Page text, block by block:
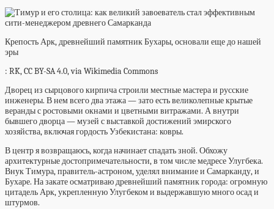
Крепость Арк, древнейший памятник Бухары, основали еще до нашей
эры
: RK, CC BY-SA 4.0, via Wikimedia Commons
Дворец из сырцового кирпича строили местные мастера и русские
инженеры. В нем всего два этажа — зато есть великолепные крытые
веранды с ростовыми окнами и цветными витражами. А внутри
бывшего дворца — музей с выставкой достижений эмирского
хозяйства, включая гордость Узбекистана: ковры.
В центр я возвращаюсь, когда начинает спадать зной. Обхожу
архитектурные достопримечательности, в том числе медресе Улугбека.
Внук Тимура, правитель-астроном, уделял внимание и Самарканду, и
Бухаре. На закате осматриваю древнейший памятник города: огромную
цитадель Арк, укрепленную Улугбеком и выдержавшую много осад и
штурмов.